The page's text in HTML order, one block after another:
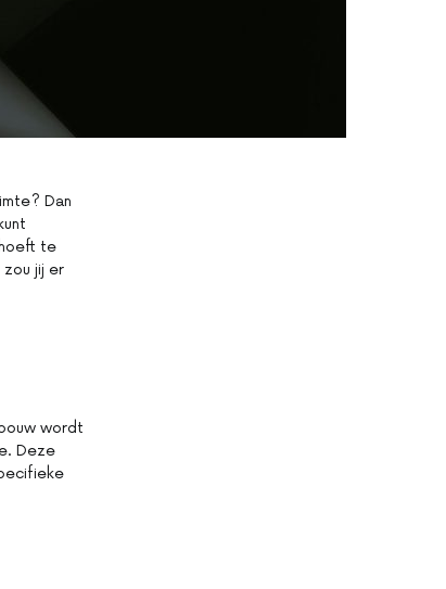
Dan
te
jij er
wordt
Deze